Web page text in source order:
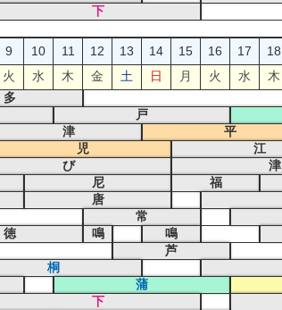
下
9 10 11 12 13 14 15 16 17 18
火 水 木 金 土 日 月 火 水 木
多
戸
津 平
児 江
び 津
尼 福
唐
常
徳 鳴 鳴
芦
桐
蒲
下